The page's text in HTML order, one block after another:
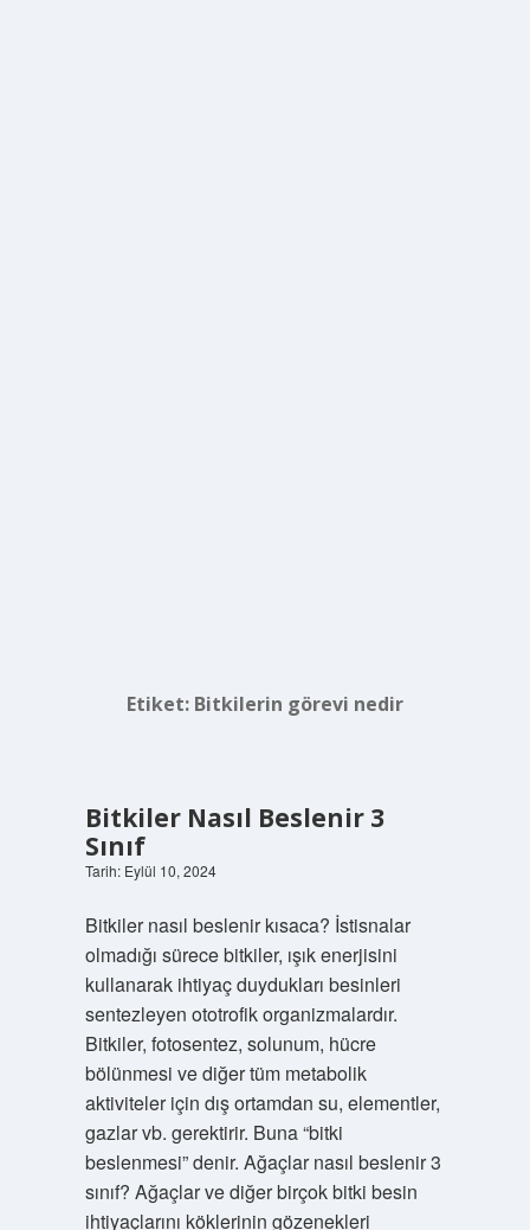
Etiket: Bitkilerin görevi nedir
Bitkiler Nasıl Beslenir 3
Sınıf
Tarih: Eylül 10, 2024
Bitkiler nasıl beslenir kısaca? İstisnalar
olmadığı sürece bitkiler, ışık enerjisini
kullanarak ihtiyaç duydukları besinleri
sentezleyen ototrofik organizmalardır.
Bitkiler, fotosentez, solunum, hücre
bölünmesi ve diğer tüm metabolik
aktiviteler için dış ortamdan su, elementler,
gazlar vb. gerektirir. Buna “bitki
beslenmesi” denir. Ağaçlar nasıl beslenir 3
sınıf? Ağaçlar ve diğer birçok bitki besin
ihtiyaçlarını köklerinin gözenekleri